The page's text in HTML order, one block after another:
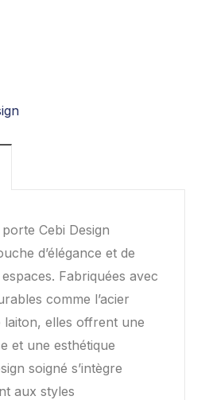
Cebi Design
d’élégance et de
Fabriquées avec
comme l’acier
laiton, elles offrent une
et une esthétique
soigné s’intègre
aux styles